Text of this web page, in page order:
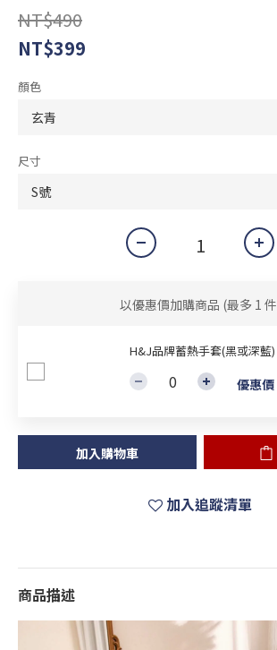
NT$490
NT$399
顏色
尺寸
以優惠價加購商品 (最多 1
H&J品牌蓄熱手套(黑或深藍
優惠
加入購物車
加入追蹤清單
商品描述